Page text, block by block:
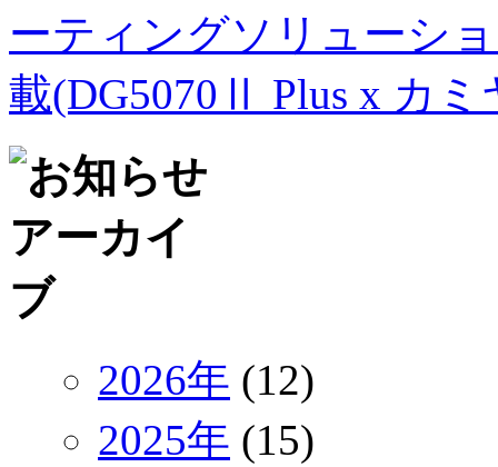
ーティングソリューシ
載(DG5070Ⅱ Plus x カ
2026年 (12)
2025年 (15)